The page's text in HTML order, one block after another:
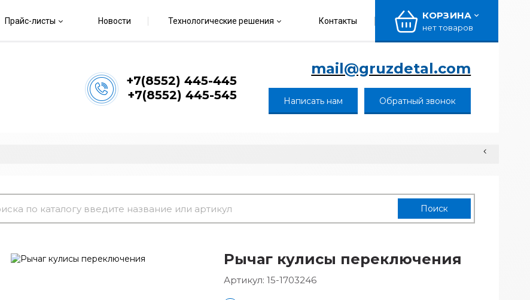
Прайс-листы Новости Технологические решения Контакты КОРЗИНА
нет товаров
+7(8552) 445-445
+7(8552) 445-545
mail@gruzdetal.com
Написать нам Обратный звонок
Рычаг кулисы переключения
Артикул: 15-1703246